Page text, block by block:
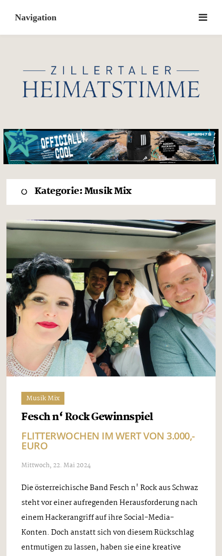
content
Kategorie:Musik Mix
Musik Mix
Fesch n‘ Rock Gewinnspiel
FLITTERWOCHEN IM WERT VON 3.000,-
EURO
Mittwoch, 22. Mai 2024
Die österreichische Band Fesch n' Rock aus Schwaz
steht vor einer aufregenden Herausforderung nach
einem Hackerangriff auf ihre Social-Media-
Konten. Doch anstatt sich von diesem Rückschlag
entmutigen zu lassen, haben sie eine kreative